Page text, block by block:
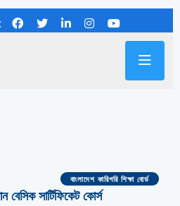
বাংলাদেশ কারিগরি শিক্ষা বোর্ড
বেসিক সার্টিফিকেট কোর্স